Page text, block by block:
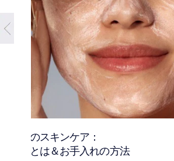
混合肌のスキンケア：
混合肌とは＆お手入れの方法